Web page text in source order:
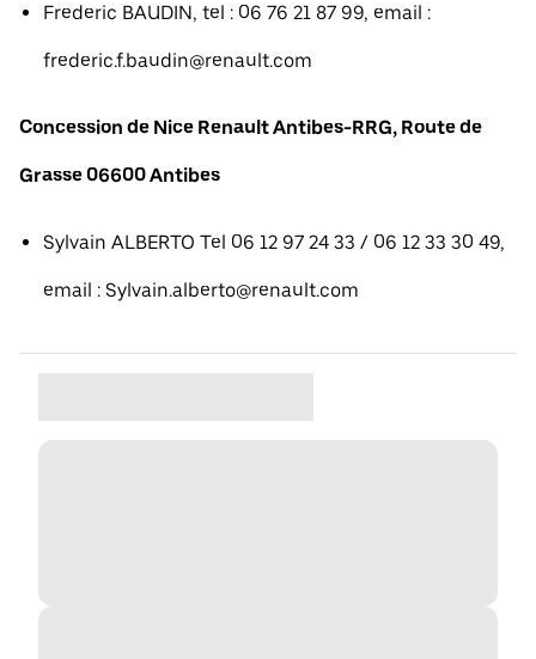
Frederic BAUDIN, tel : 06 76 21 87 99, email :
frederic.f.baudin@renault.com
Concession de Nice Renault Antibes-RRG, Route de
Grasse 06600 Antibes
Sylvain ALBERTO Tel 06 12 97 24 33 / 06 12 33 30 49,
email : Sylvain.alberto@renault.com